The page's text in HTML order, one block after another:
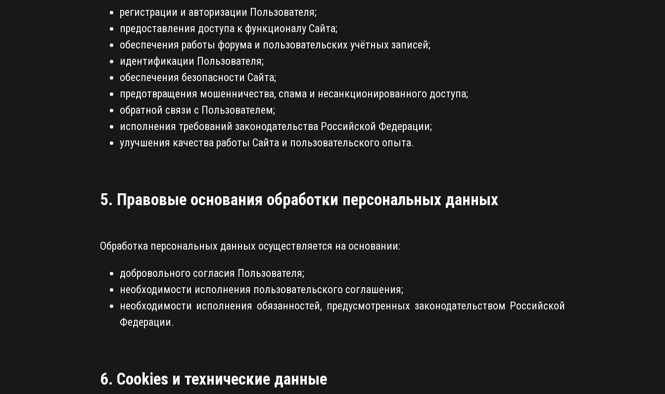
регистрации и авторизации Пользователя;
предоставления доступа к функционалу Сайта;
обеспечения работы форума и пользовательских учётных записей;
идентификации Пользователя;
обеспечения безопасности Сайта;
предотвращения мошенничества, спама и несанкционированного доступа;
обратной связи с Пользователем;
исполнения требований законодательства Российской Федерации;
улучшения качества работы Сайта и пользовательского опыта.
5. Правовые основания обработки персональных данных
Обработка персональных данных осуществляется на основании:
добровольного согласия Пользователя;
необходимости исполнения пользовательского соглашения;
необходимости исполнения обязанностей, предусмотренных законодательством Российской
Федерации.
6. Cookies и технические данные